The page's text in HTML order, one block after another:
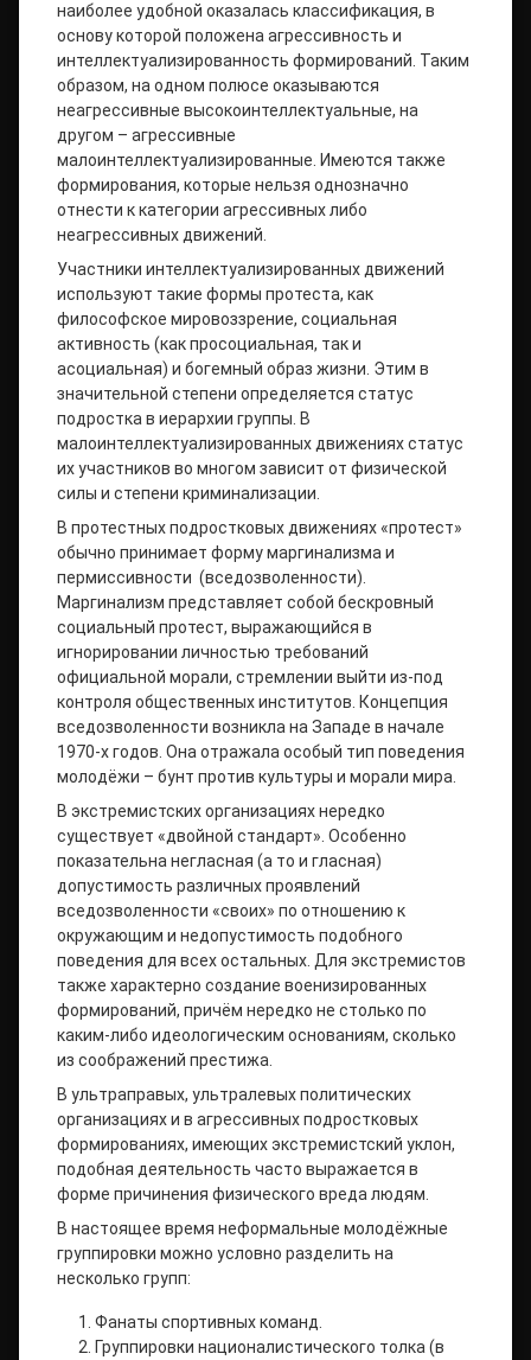
наиболее удобной оказалась классификация, в
основу которой положена агрессивность и
интеллектуализированность формирований. Таким
образом, на одном полюсе оказываются
неагрессивные высокоинтеллектуальные, на
другом – агрессивные
малоинтеллектуализированные. Имеются также
формирования, которые нельзя однозначно
отнести к категории агрессивных либо
неагрессивных движений.
Участники интеллектуализированных движений
используют такие формы протеста, как
философское мировоззрение, социальная
активность (как просоциальная, так и
асоциальная) и богемный образ жизни. Этим в
значительной степени определяется статус
подростка в иерархии группы. В
малоинтеллектуализированных движениях статус
их участников во многом зависит от физической
силы и степени криминализации.
В протестных подростковых движениях «протест»
обычно принимает форму маргинализма и
пермиссивности (вседозволенности).
Маргинализм представляет собой бескровный
социальный протест, выражающийся в
игнорировании личностью требований
официальной морали, стремлении выйти из-под
контроля общественных институтов. Концепция
вседозволенности возникла на Западе в начале
1970-х годов. Она отражала особый тип поведения
молодёжи – бунт против культуры и морали мира.
В экстремистских организациях нередко
существует «двойной стандарт». Особенно
показательна негласная (а то и гласная)
допустимость различных проявлений
вседозволенности «своих» по отношению к
окружающим и недопустимость подобного
поведения для всех остальных. Для экстремистов
также характерно создание военизированных
формирований, причём нередко не столько по
каким-либо идеологическим основаниям, сколько
из соображений престижа.
В ультраправых, ультралевых политических
организациях и в агрессивных подростковых
формированиях, имеющих экстремистский уклон,
подобная деятельность часто выражается в
форме причинения физического вреда людям.
В настоящее время неформальные молодёжные
группировки можно условно разделить на
несколько групп:
Фанаты спортивных команд.
Группировки националистического толка (в